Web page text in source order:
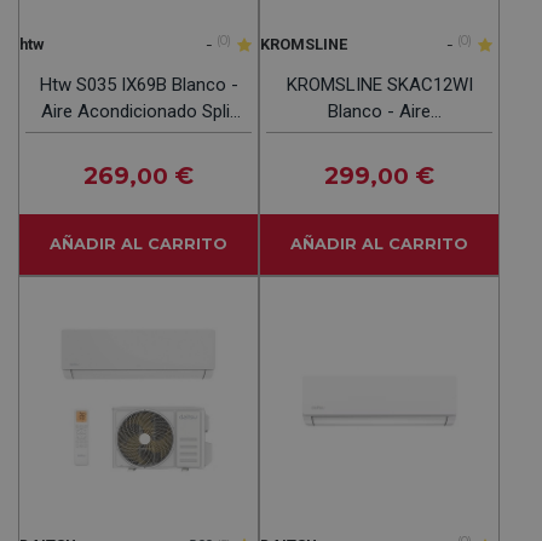
htw - (0)
Htw S035 IX69B Blanco -
Aire Acondicionado Split
2924 Frig Y 3010 Kcal
269,00 €
AÑADIR AL CARRITO
KROMSLINE - (0)
KROMSLINE SKAC12WI
Blanco - Aire
Acondicionado Split 3000
Frig Y 3000 Kcal
299,00 €
AÑADIR AL CARRITO